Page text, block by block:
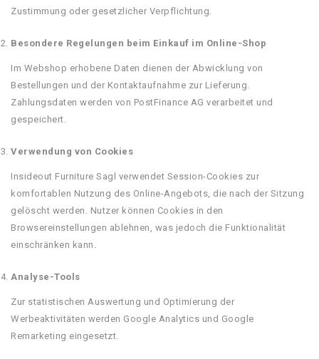
Zustimmung oder gesetzlicher Verpflichtung.
Besondere Regelungen beim Einkauf im Online-Shop
Im Webshop erhobene Daten dienen der Abwicklung von
Bestellungen und der Kontaktaufnahme zur Lieferung.
Zahlungsdaten werden von PostFinance AG verarbeitet und
gespeichert.
Verwendung von Cookies
Insideout Furniture Sagl verwendet Session-Cookies zur
komfortablen Nutzung des Online-Angebots, die nach der Sitzung
gelöscht werden. Nutzer können Cookies in den
Browsereinstellungen ablehnen, was jedoch die Funktionalität
einschränken kann.
Analyse-Tools
Zur statistischen Auswertung und Optimierung der
Werbeaktivitäten werden Google Analytics und Google
Remarketing eingesetzt.